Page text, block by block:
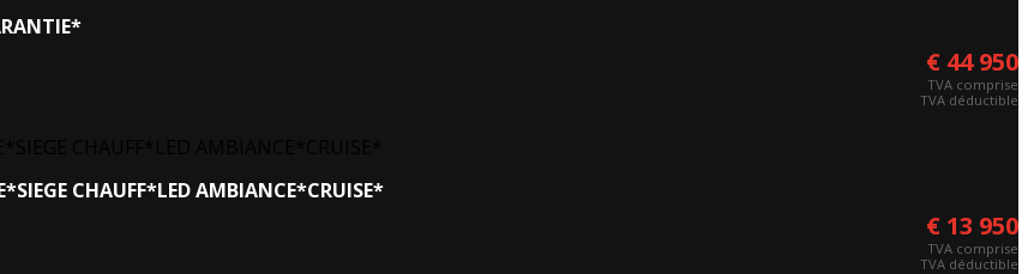
€ 44 950
TVA comprise
TVA déductible
CHAUFF*LED AMBIANCE*CRUISE*
€ 13 950
TVA comprise
TVA déductible